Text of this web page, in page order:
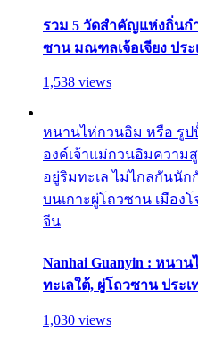
รวม 5 วัดสำคัญแห่งถิ่นก
ซาน มณฑลเจ้อเจียง ประ
1,538 views
หนานไห่กวนอิม หรือ รูป
องค์เจ้าแม่กวนอิมความ
อยู่ริมทะเล ไม่ไกลกันนัก
บนเกาะผู่โถวซาน เมือง
จีน
Nanhai Guanyin : หนา
ทะเลใต้, ผู่โถวซาน ประเ
1,030 views